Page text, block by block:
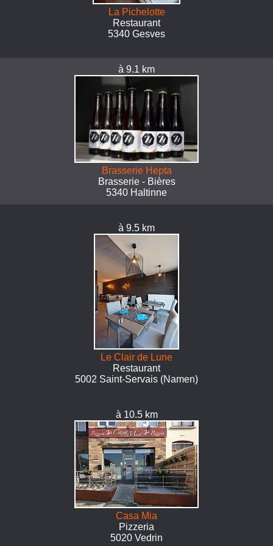
La Pichelotte
Restaurant
5340 Gesves
à 9.1 km
Brasserie Hepta
Brasserie - Bières
5340 Haltinne
à 9.5 km
Le Clair de Lune
Restaurant
5002 Saint-Servais (Namen)
à 10.5 km
Casa Mia
Pizzeria
5020 Vedrin